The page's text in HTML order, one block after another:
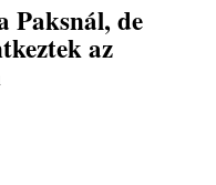
Paksnál, de
az